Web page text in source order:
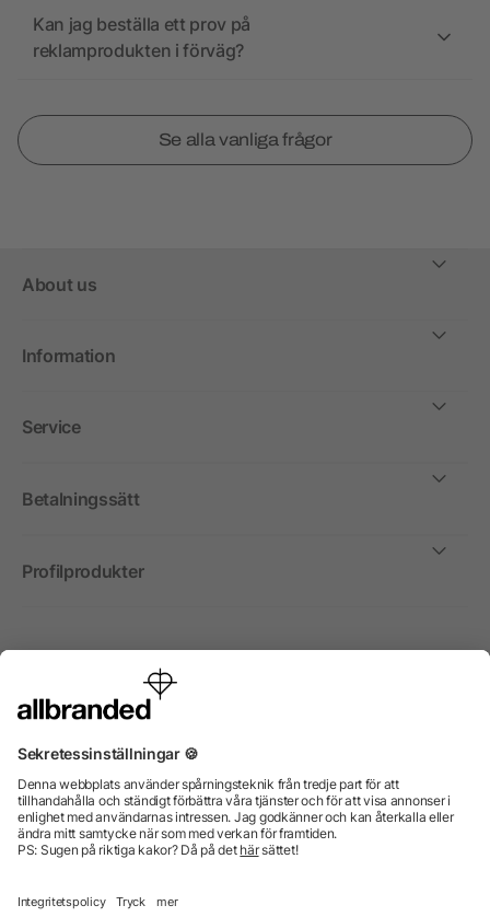
Kan jag beställa ett prov på
reklamprodukten i förväg?
Se alla vanliga frågor
About us
Information
Service
Betalningssätt
Profilprodukter
Internationellt
enbart till företag, institutioner, föreningar och